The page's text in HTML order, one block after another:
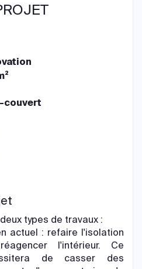
couvert
types de travaux :
actuel : refaire l'isolation
l'intérieur. Ce
de casser des